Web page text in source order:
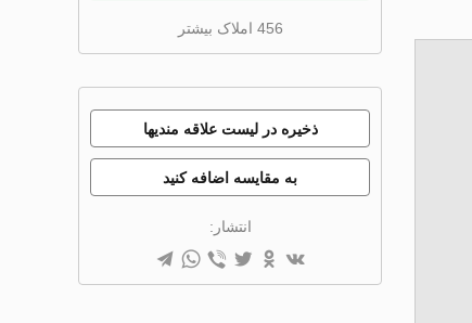
456 املاک بیشتر
ذخیره در لیست علاقه مندیها
به مقایسه اضافه کنید
انتشار: